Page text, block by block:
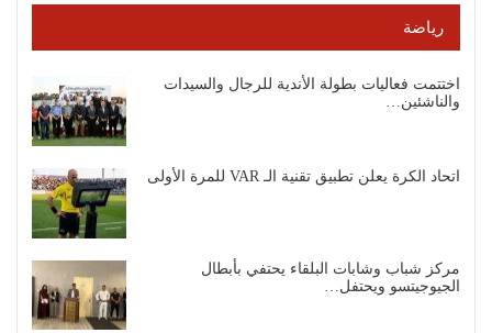
رياضة
اختتمت فعاليات بطولة الأندية للرجال والسيدات
والناشئين…
اتحاد الكرة يعلن تطبيق تقنية الـ VAR للمرة الأولى
مركز شباب وشابات البلقاء يحتفي بأبطال
الجيوجيتسو ويحتفل…